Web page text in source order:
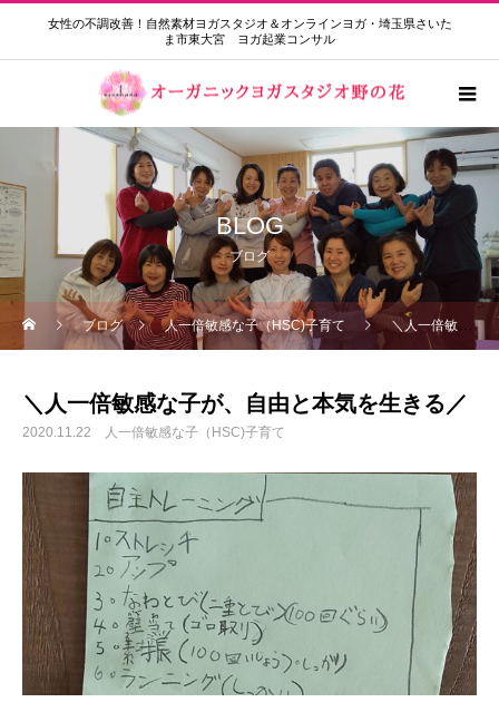
女性の不調改善！自然素材ヨガスタジオ＆オンラインヨガ・埼玉県さいた
ま市東大宮 ヨガ起業コンサル
BLOG
ブログ
ブログ 人一倍敏感な子（HSC)子育て ＼人一倍敏感な子が、自由と本気を生きる／
＼人一倍敏感な子が、自由と本気を生きる／
2020.11.22 人一倍敏感な子（HSC)子育て